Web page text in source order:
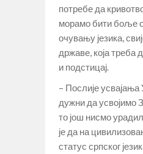
потребе да
морамо бити боље
очувању језика,
државе, која треба
и подстицај.
– Послије
дужни да усвојимо
то још нисмо
је да на
статус српског